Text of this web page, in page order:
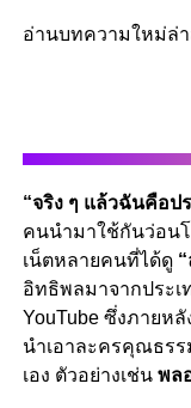
อ่านบทความใหม่ล่า
“จริง ๆ แล้วฉันคือป
คนนำมาใช้กันว่อน
เน็ตหลายคนที่ได้ดู
อิทธิพลมาจากประเ
YouTube ซึ่งภายห
นำเอาละครคุณธร
เอง ตัวอย่างเช่น พล